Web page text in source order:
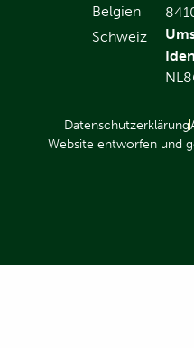
Belgien
Schweiz
Datenschutzerklärung
Website entworfen und